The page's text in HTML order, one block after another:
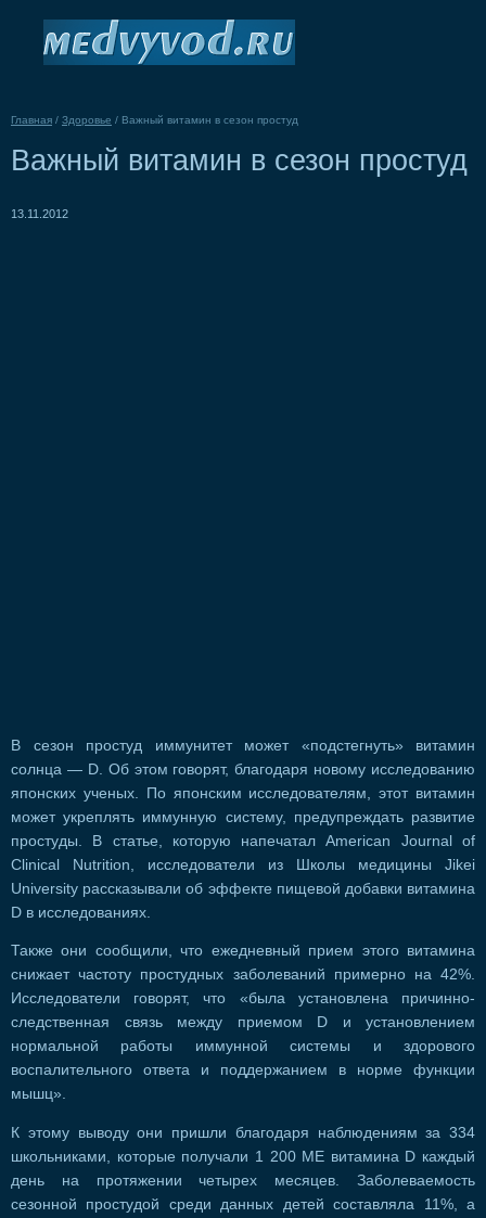
Главная / Здоровье / Важный витамин в сезон простуд
Важный витамин в сезон простуд
13.11.2012
В сезон простуд иммунитет может «подстегнуть» витамин
солнца — D. Об этом говорят, благодаря новому исследованию
японских ученых. По японским исследователям, этот витамин
может укреплять иммунную систему, предупреждать развитие
простуды. В статье, которую напечатал American Journal of
Clinical Nutrition, исследователи из Школы медицины Jikei
University рассказывали об эффекте пищевой добавки витамина
D в исследованиях.
Также они сообщили, что ежедневный прием этого витамина
снижает частоту простудных заболеваний примерно на 42%.
Исследователи говорят, что «была установлена причинно-
следственная связь между приемом D и установлением
нормальной работы иммунной системы и здорового
воспалительного ответа и поддержанием в норме функции
мышц».
К этому выводу они пришли благодаря наблюдениям за 334
школьниками, которые получали 1 200 МЕ витамина D каждый
день на протяжении четырех месяцев. Заболеваемость
сезонной простудой среди данных детей составляла 11%, а